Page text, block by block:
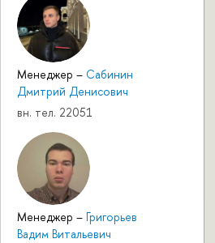
Менеджер – Сабинин
Дмитрий Денисович
вн. тел. 22051
Менеджер – Григорьев
Вадим Витальевич